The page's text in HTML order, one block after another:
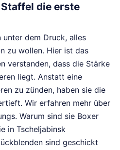
die erste
dem Druck, alles
zu wollen. Hier ist das
verstanden, dass die Stärke
liegt. Anstatt eine
zu zünden, haben sie die
Wir erfahren mehr über
Warum sind sie Boxer
in Tscheljabinsk
sind geschickt